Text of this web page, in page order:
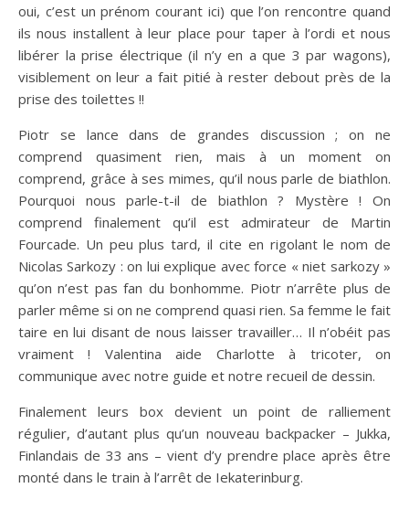
oui, c’est un prénom courant ici) que l’on rencontre quand
ils nous installent à leur place pour taper à l’ordi et nous
libérer la prise électrique (il n’y en a que 3 par wagons),
visiblement on leur a fait pitié à rester debout près de la
prise des toilettes !!
Piotr se lance dans de grandes discussion ; on ne
comprend quasiment rien, mais à un moment on
comprend, grâce à ses mimes, qu’il nous parle de biathlon.
Pourquoi nous parle-t-il de biathlon ? Mystère ! On
comprend finalement qu’il est admirateur de Martin
Fourcade. Un peu plus tard, il cite en rigolant le nom de
Nicolas Sarkozy : on lui explique avec force « niet sarkozy »
qu’on n’est pas fan du bonhomme. Piotr n’arrête plus de
parler même si on ne comprend quasi rien. Sa femme le fait
taire en lui disant de nous laisser travailler… Il n’obéit pas
vraiment ! Valentina aide Charlotte à tricoter, on
communique avec notre guide et notre recueil de dessin.
Finalement leurs box devient un point de ralliement
régulier, d’autant plus qu’un nouveau backpacker – Jukka,
Finlandais de 33 ans – vient d’y prendre place après être
monté dans le train à l’arrêt de Iekaterinburg.